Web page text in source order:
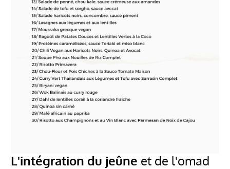
L'intégration du jeûne et de l'omad